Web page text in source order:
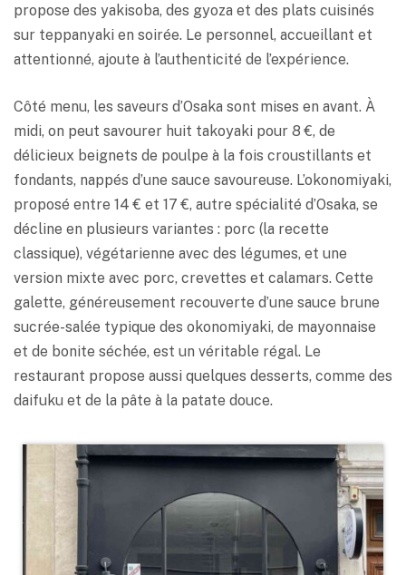
propose des yakisoba, des gyoza et des plats cuisinés
sur teppanyaki en soirée. Le personnel, accueillant et
attentionné, ajoute à l’authenticité de l’expérience.
Côté menu, les saveurs d’Osaka sont mises en avant. À
midi, on peut savourer huit takoyaki pour 8 €, de
délicieux beignets de poulpe à la fois croustillants et
fondants, nappés d’une sauce savoureuse. L’okonomiyaki,
proposé entre 14 € et 17 €, autre spécialité d’Osaka, se
décline en plusieurs variantes : porc (la recette
classique), végétarienne avec des légumes, et une
version mixte avec porc, crevettes et calamars. Cette
galette, généreusement recouverte d’une sauce brune
sucrée-salée typique des okonomiyaki, de mayonnaise
et de bonite séchée, est un véritable régal. Le
restaurant propose aussi quelques desserts, comme des
daifuku et de la pâte à la patate douce.